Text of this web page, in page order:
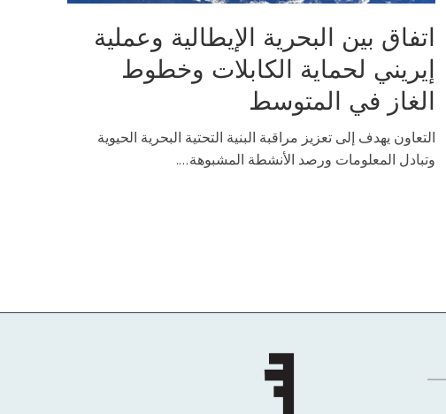
اتفاق بين البحرية الإيطالية وعملية
إيريني لحماية الكابلات وخطوط
الغاز في المتوسط
التعاون يهدف إلى تعزيز مراقبة البنية التحتية البحرية الحيوية
وتبادل المعلومات ورصد الأنشطة المشبوهة....